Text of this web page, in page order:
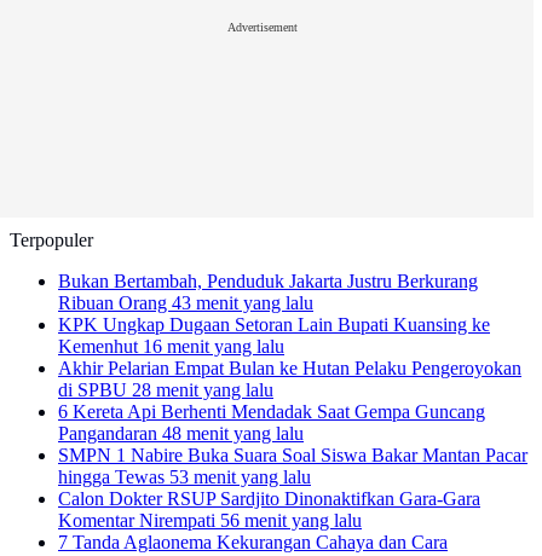
Advertisement
Terpopuler
Bukan Bertambah, Penduduk Jakarta Justru Berkurang
Ribuan Orang 43 menit yang lalu
KPK Ungkap Dugaan Setoran Lain Bupati Kuansing ke
Kemenhut 16 menit yang lalu
Akhir Pelarian Empat Bulan ke Hutan Pelaku Pengeroyokan
di SPBU 28 menit yang lalu
6 Kereta Api Berhenti Mendadak Saat Gempa Guncang
Pangandaran 48 menit yang lalu
SMPN 1 Nabire Buka Suara Soal Siswa Bakar Mantan Pacar
hingga Tewas 53 menit yang lalu
Calon Dokter RSUP Sardjito Dinonaktifkan Gara-Gara
Komentar Nirempati 56 menit yang lalu
7 Tanda Aglaonema Kekurangan Cahaya dan Cara